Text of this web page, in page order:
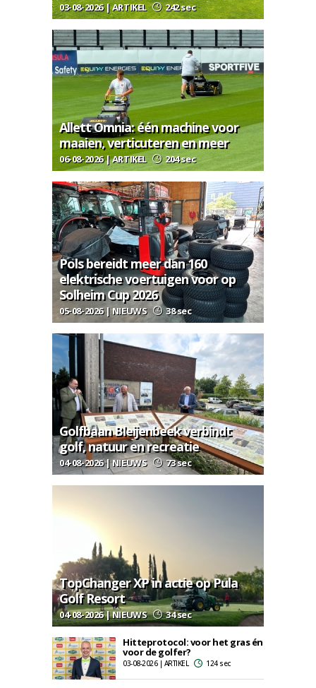
03-08-2026 | ARTIKEL 242 sec
Allett Omnia: één machine voor
maaien, verticuteren en meer
06-08-2026 | ARTIKEL 204 sec
Pols bereidt meer dan 160
elektrische voertuigen voor op
Solheim Cup 2026
05-08-2026 | NIEUWS 38 sec
Golfbaan Bleijenbeek verbindt
golf, natuur en recreatie
04-08-2026 | NIEUWS 73 sec
TopChanger XP in actie op Pula
Golf Resort
04-08-2026 | NIEUWS 34 sec
Hitteprotocol: voor het gras én
voor de golfer?
03-08-2026 | ARTIKEL 124 sec